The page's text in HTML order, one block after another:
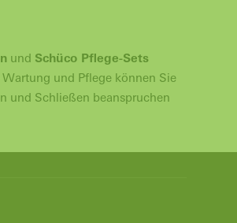
und Schüco Pflege-Sets
und Pflege können Sie
und Schließen beanspruchen